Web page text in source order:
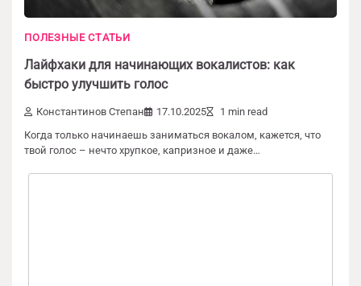
ПОЛЕЗНЫЕ СТАТЬИ
Лайфхаки для начинающих вокалистов: как
быстро улучшить голос
Константинов Степан 17.10.2025
1 min read
Когда только начинаешь заниматься вокалом, кажется, что
твой голос – нечто хрупкое, капризное и даже…
Добавить комментарий
Обязательные поля помечены
Комментарий*